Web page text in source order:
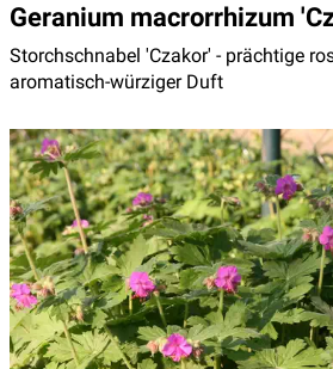
Geranium macrorrhizum
Storchschnabel 'Czakor' - prächtige
aromatisch-würziger Duft